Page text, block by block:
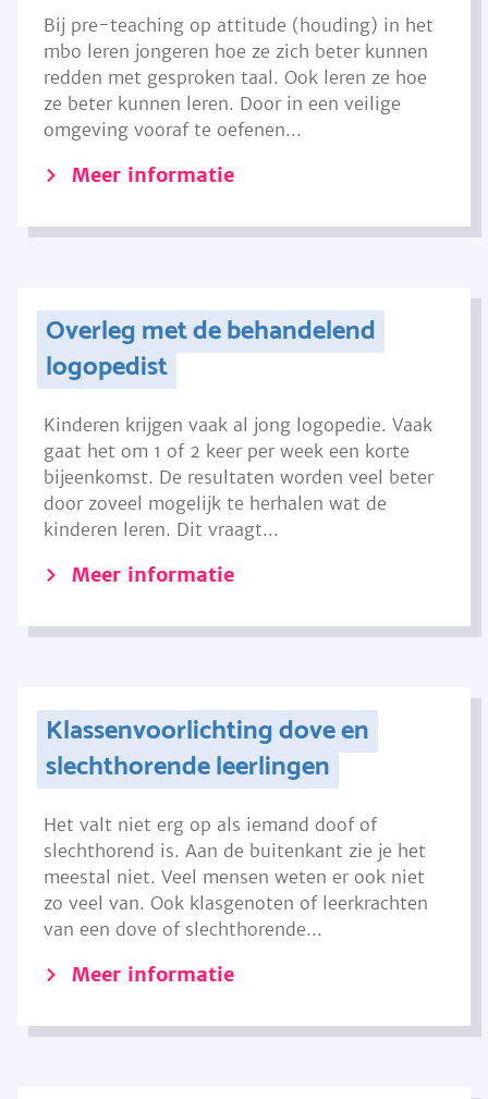
Bij pre-teaching op attitude (houding) in het
mbo leren jongeren hoe ze zich beter kunnen
redden met gesproken taal. Ook leren ze hoe
ze beter kunnen leren. Door in een veilige
omgeving vooraf te oefenen...
Meer informatie
Overleg met de behandelend
logopedist
Kinderen krijgen vaak al jong logopedie. Vaak
gaat het om 1 of 2 keer per week een korte
bijeenkomst. De resultaten worden veel beter
door zoveel mogelijk te herhalen wat de
kinderen leren. Dit vraagt...
Meer informatie
Klassenvoorlichting dove en
slechthorende leerlingen
Het valt niet erg op als iemand doof of
slechthorend is. Aan de buitenkant zie je het
meestal niet. Veel mensen weten er ook niet
zo veel van. Ook klasgenoten of leerkrachten
van een dove of slechthorende...
Meer informatie